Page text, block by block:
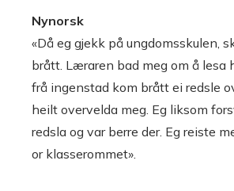
Nynorsk
«Då eg gjekk på ungdomsskulen,
brått. Læraren bad meg om å lesa
frå ingenstad kom brått ei redsle
heilt overvelda meg. Eg liksom
redsla og var berre der. Eg reiste
or klasserommet».